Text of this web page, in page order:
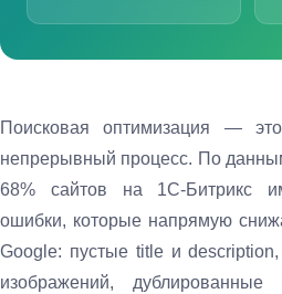
Поисковая оптимизация —
непрерывный процесс. По
68% сайтов на 1С-Битрикс
ошибки, которые напрямую
Google: пустые title и
изображений, дублированные